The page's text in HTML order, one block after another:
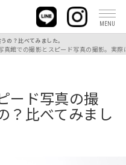
MENU
の？比べてみました。
真館での撮影とスピード写真の撮影。実
ード写真の撮
？比べてみまし